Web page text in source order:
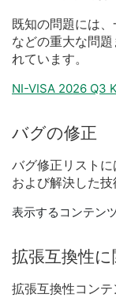
既知の問題には、
などの重大な問題
れてい ます。
NI-VISA 2026 Q3
バグの修正
バグ修正 リスト に
および解決した技
表示するコンテン
拡張互換性
拡張互換性コンテ